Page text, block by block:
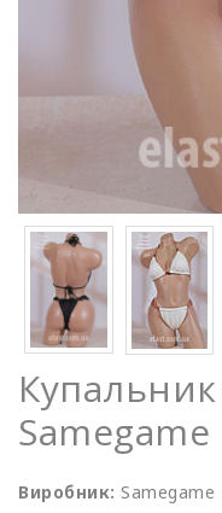
Виробник: Samegame